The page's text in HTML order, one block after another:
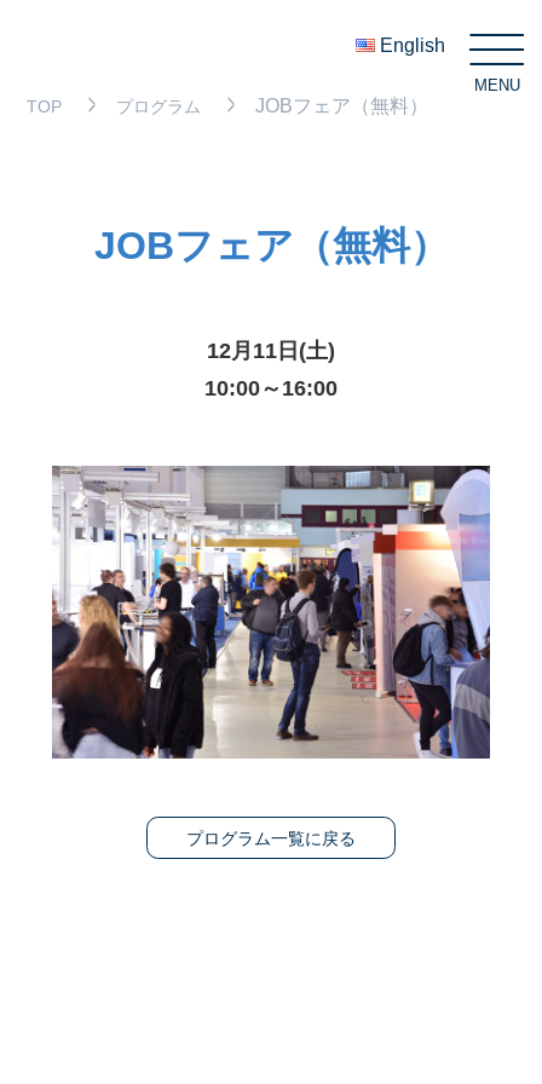
MENU
English
TOP プログラム JOBフェア（無料）
JOBフェア（無料）
12月11日(土)
10:00～16:00
プログラム一覧に戻る